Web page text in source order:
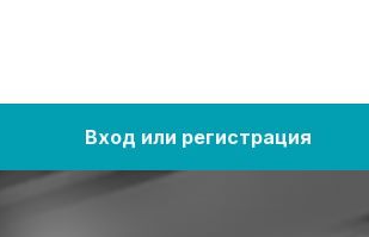
Вход или регистрация